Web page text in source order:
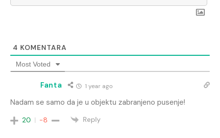
4 KOMENTARA
Most Voted
Fanta 1 year ago
Nadam se samo da je u objektu zabranjeno pusenje!
20 -8 Reply